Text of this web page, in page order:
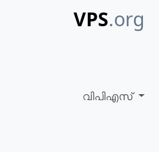
VPS.org
വിപിഎസ്